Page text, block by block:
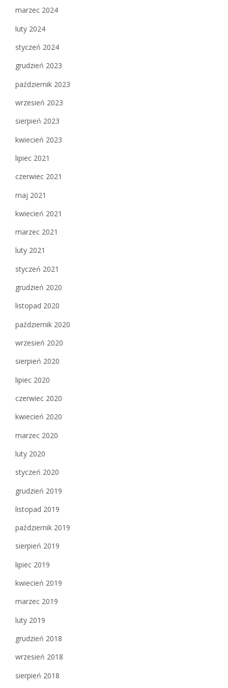
marzec 2024
luty 2024
styczeń 2024
grudzień 2023
październik 2023
wrzesień 2023
sierpień 2023
kwiecień 2023
lipiec 2021
czerwiec 2021
maj 2021
kwiecień 2021
marzec 2021
luty 2021
styczeń 2021
grudzień 2020
listopad 2020
październik 2020
wrzesień 2020
sierpień 2020
lipiec 2020
czerwiec 2020
kwiecień 2020
marzec 2020
luty 2020
styczeń 2020
grudzień 2019
listopad 2019
październik 2019
sierpień 2019
lipiec 2019
kwiecień 2019
marzec 2019
luty 2019
grudzień 2018
wrzesień 2018
sierpień 2018